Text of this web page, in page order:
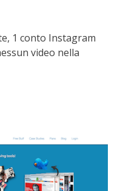
1 conto Instagram
video nella